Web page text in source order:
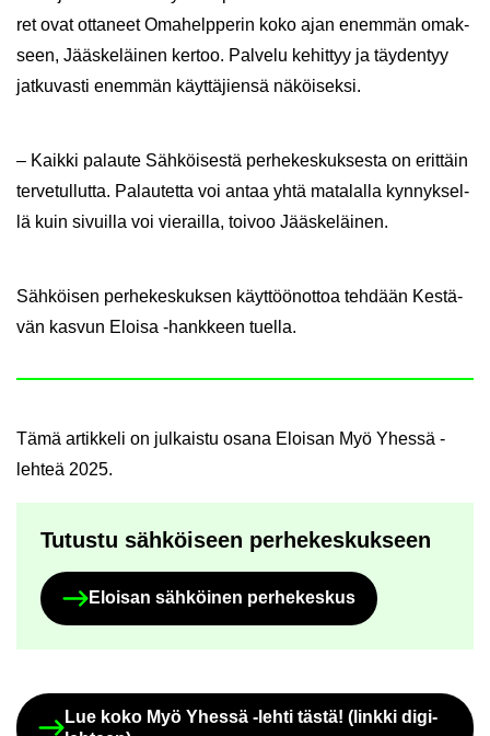
ret ovat ot­ta­neet Oma­help­pe­rin koko ajan enem­män omak­
seen, Jääs­ke­läi­nen ker­too. Pal­ve­lu ke­hit­tyy ja täy­den­tyy
jat­ku­vas­ti enem­män käyt­tä­jien­sä nä­köi­sek­si.
– Kaik­ki pa­lau­te Säh­köi­ses­tä per­he­kes­kuk­ses­ta on erit­täin
ter­ve­tul­lut­ta. Pa­lau­tet­ta voi antaa yhtä ma­ta­lal­la kyn­nyk­sel­
lä kuin si­vuil­la voi vie­rail­la, toi­voo Jääs­ke­läi­nen.
Säh­köi­sen per­he­kes­kuk­sen käyt­töön­ot­toa teh­dään Kes­tä­
vän kas­vun Eloi­sa -​hankkeen tuel­la.
Tämä ar­tik­ke­li on jul­kais­tu osana Eloi­san Myö Yhes­sä -​
lehteä 2025.
Tu­tus­tu säh­köi­seen per­he­kes­kuk­seen
Eloi­san säh­köi­nen per­he­kes­kus
Lue koko Myö Yhes­sä -​lehti tästä! (link­ki di­gi­